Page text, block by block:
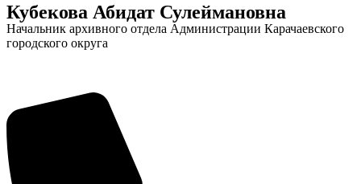
Кубекова Абидат Сулеймановна
Начальник архивного отдела Администрации Карачаевского
городского округа